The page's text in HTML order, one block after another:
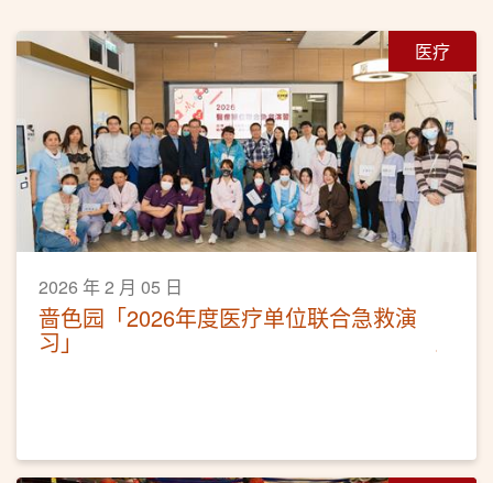
医疗
2026 年 2 月 05 日
啬色园「2026年度医疗单位联合急救演
习」